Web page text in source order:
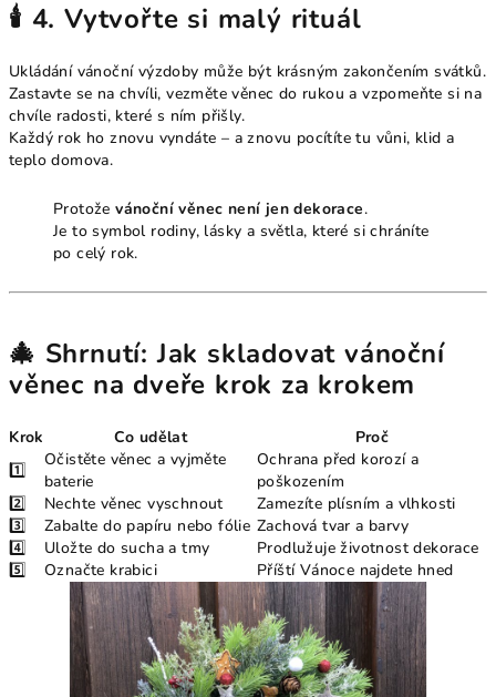
🕯️ 4. Vytvořte si malý rituál
Ukládání vánoční výzdoby může být krásným zakončením svátků.
Zastavte se na chvíli, vezměte věnec do rukou a vzpomeňte si na
chvíle radosti, které s ním přišly.
Každý rok ho znovu vyndáte – a znovu pocítíte tu vůni, klid a
teplo domova.
Protoževánoční věnec není jen dekorace.
Je to symbol rodiny, lásky a světla, které si chráníte
po celý rok.
🎄 Shrnutí: Jak skladovat vánoční
věnec na dveře krok za krokem
Krok Co udělat
Proč
1️⃣
Očistěte věnec a vyjměte
baterie
Ochrana před korozí a
poškozením
2️⃣
Nechte věnec vyschnout
Zamezíte plísním a vlhkosti
3️⃣
Zabalte do papíru nebo fólie Zachová tvar a barvy
4️⃣
Uložte do sucha a tmy
Prodlužuje životnost dekorace
5️⃣
Označte krabici Příští Vánoce najdete hned